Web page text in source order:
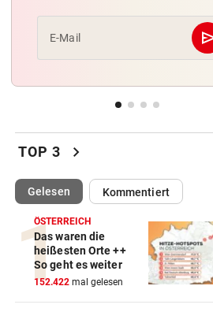
LÄNDLE-HEIMKEHRER vor 2
Böckle geht gern baden,
Immer mehr Tropennächte
Landeshauptstädten
WARUM WAR MANN DABEI?
BH-Causa bei Frauen-Tour:
an Kontrollen
DANIEL TSCHOFENIG vor
Früher Sommer-Start:
E-Mail
TOP 3 chevron_right
Gelesen(ausgewählt)Kommentiert
ÖSTERREICH
Das waren die
heißesten Orte ++
So geht es weiter
152.422 mal gelesen